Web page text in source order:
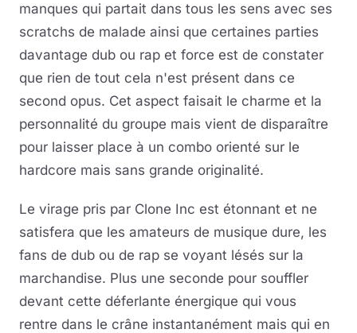
manques qui partait dans tous les sens avec ses
scratchs de malade ainsi que certaines parties
davantage dub ou rap et force est de constater
que rien de tout cela n'est présent dans ce
second opus. Cet aspect faisait le charme et la
personnalité du groupe mais vient de disparaître
pour laisser place à un combo orienté sur le
hardcore mais sans grande originalité.
Le virage pris par Clone Inc est étonnant et ne
satisfera que les amateurs de musique dure, les
fans de dub ou de rap se voyant lésés sur la
marchandise. Plus une seconde pour souffler
devant cette déferlante énergique qui vous
rentre dans le crâne instantanément mais qui en